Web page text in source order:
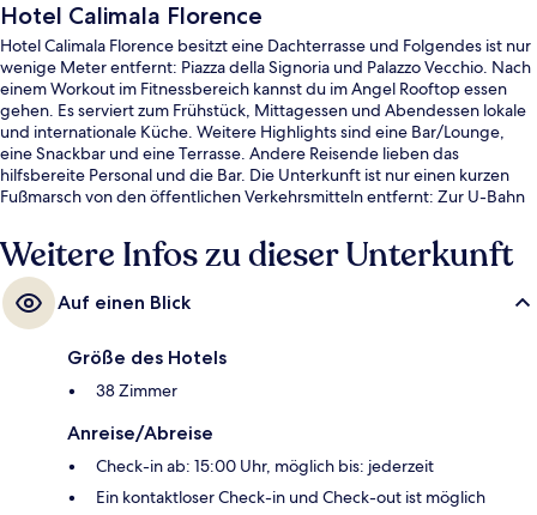
Hotel Calimala Florence
Hotel Calimala Florence besitzt eine Dachterrasse und Folgendes ist nur
wenige Meter entfernt: Piazza della Signoria und Palazzo Vecchio. Nach
einem Workout im Fitnessbereich kannst du im Angel Rooftop essen
gehen. Es serviert zum Frühstück, Mittagessen und Abendessen lokale
und internationale Küche. Weitere Highlights sind eine Bar/Lounge,
eine Snackbar und eine Terrasse. Andere Reisende lieben das
hilfsbereite Personal und die Bar. Die Unterkunft ist nur einen kurzen
Fußmarsch von den öffentlichen Verkehrsmitteln entfernt: Zur U-Bahn
(Straßenbahnhaltestelle Valfonda - Stazione Santa Maria Novella).
Weitere Infos zu dieser Unterkunft
Auf einen Blick
Größe des Hotels
38 Zimmer
Anreise/Abreise
Check-in ab: 15:00 Uhr, möglich bis: jederzeit
Ein kontaktloser Check-in und Check-out ist möglich